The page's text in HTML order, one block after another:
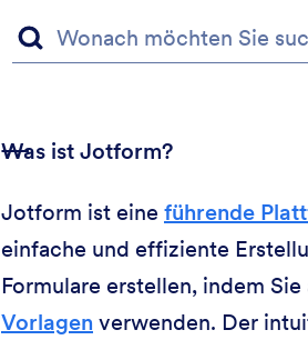
Was ist Jotform?
Jotform ist eine führende
einfache und effiziente
Formulare erstellen, indem
Vorlagen verwenden. Der